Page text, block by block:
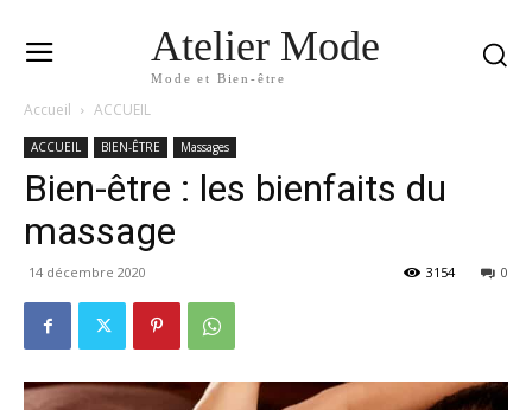
Atelier Mode
Mode et Bien-être
Accueil ACCUEIL
ACCUEIL BIEN-ÊTRE Massages
Bien-être : les bienfaits du
massage
14 décembre 2020 0
3154